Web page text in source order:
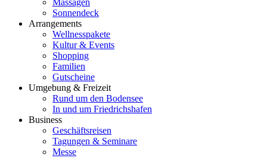
Massagen
Sonnendeck
Arrangements
Wellnesspakete
Kultur & Events
Shopping
Familien
Gutscheine
Umgebung & Freizeit
Rund um den Bodensee
In und um Friedrichshafen
Business
Geschäftsreisen
Tagungen & Seminare
Messe